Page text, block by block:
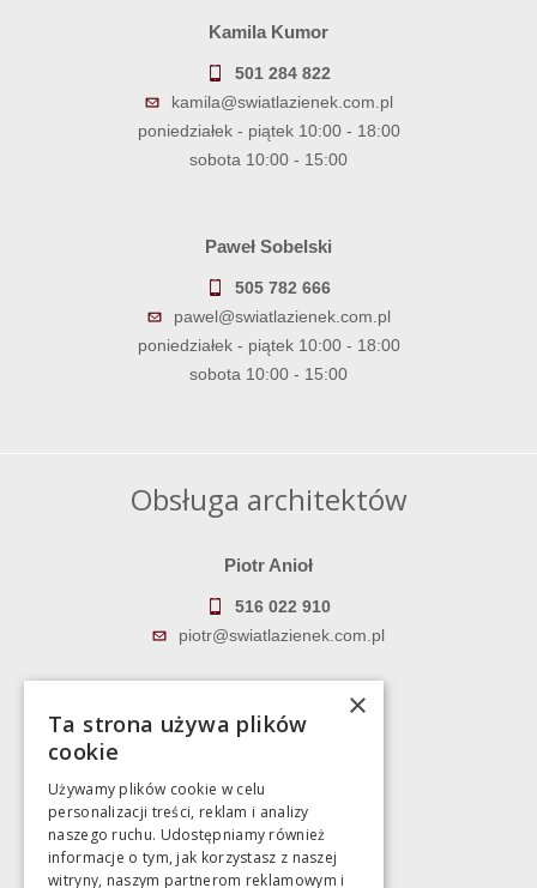
Kamila Kumor
501 284 822
kamila@swiatlazienek.com.pl
poniedziałek - piątek 10:00 - 18:00
sobota 10:00 - 15:00
Paweł Sobelski
505 782 666
pawel@swiatlazienek.com.pl
poniedziałek - piątek 10:00 - 18:00
sobota 10:00 - 15:00
Obsługa architektów
Piotr Anioł
516 022 910
piotr@swiatlazienek.com.pl
783 043 083
Magazyn
×
Ta strona używa plików
cookie
Używamy plików cookie w celu
personalizacji treści, reklam i analizy
naszego ruchu. Udostępniamy również
informacje o tym, jak korzystasz z naszej
witryny, naszym partnerom reklamowym i